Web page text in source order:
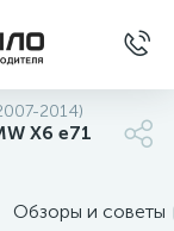
2014)
X6 e71
Обзоры и советы